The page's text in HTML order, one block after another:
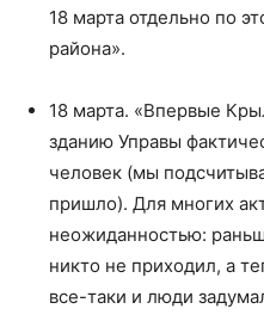
18 марта отдельно по
района».
18 марта. «Впервые
зданию Управы
человек (мы
пришло). Для многих
неожиданностью:
никто не приходил, а
все-таки и люди